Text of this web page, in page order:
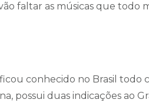
faltar as músicas que todo
conhecido no Brasil todo
possui duas indicações ao